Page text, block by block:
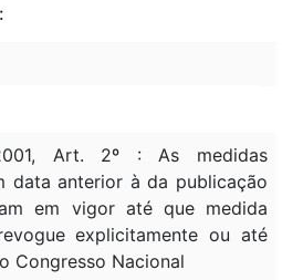
Art. 2º : As medidas
data anterior à da publicação
em vigor até que medida
explicitamente ou até
Congresso Nacional